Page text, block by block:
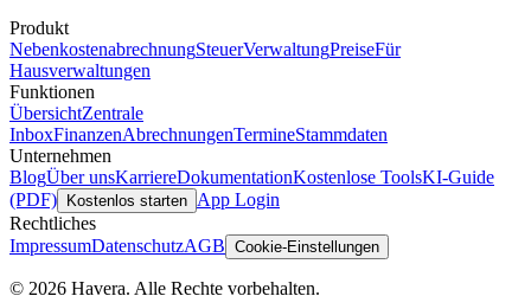
Produkt
NebenkostenabrechnungSteuerVerwaltungPreiseFür
Hausverwaltungen
Funktionen
ÜbersichtZentrale
InboxFinanzenAbrechnungenTermineStammdaten
Unternehmen
BlogÜber unsKarriereDokumentationKostenlose ToolsKI-Guide
(PDF)
Kostenlos starten App Login
Rechtliches
ImpressumDatenschutzAGB Cookie-Einstellungen
© 2026 Havera. Alle Rechte vorbehalten.